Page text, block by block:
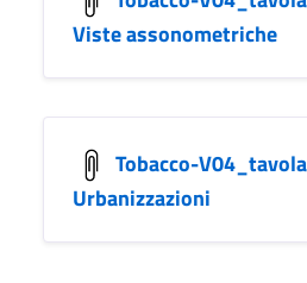
Viste assonometriche
Tobacco-
Urbanizzazioni